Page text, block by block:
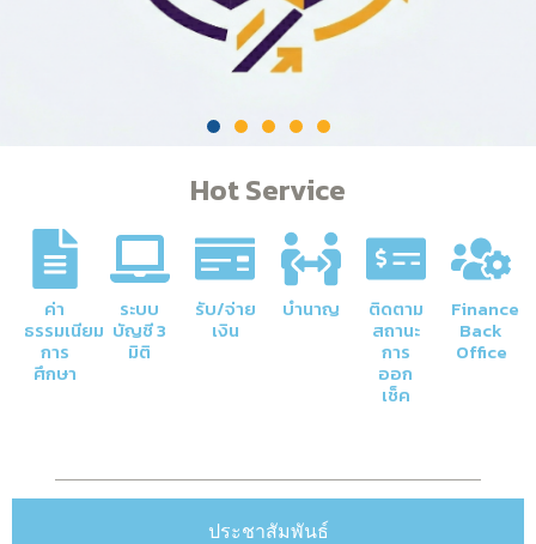
Hot Service
ค่า
ธรรมเนียม
การ
ศึกษา
ระบบ
บัญชี 3
มิติ
รับ/จ่าย
เงิน
บำนาญ ติดตาม
สถานะ
การ
ออก
เช็ค
Finance
Back
Office
ประชาสัมพันธ์